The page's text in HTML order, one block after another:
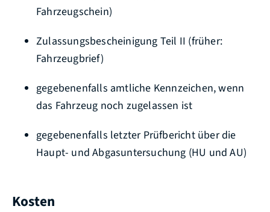
Fahrzeugschein)
Zulassungsbescheinigung Teil II (früher:
Fahrzeugbrief)
gegebenenfalls amtliche Kennzeichen, wenn
das Fahrzeug noch zugelassen ist
gegebenenfalls letzter Prüfbericht über die
Haupt- und Abgasuntersuchung (HU und AU)
Kosten